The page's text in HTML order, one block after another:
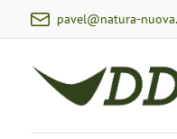
pavel@natura-